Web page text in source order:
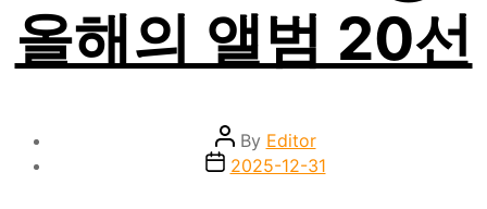
올해의 앨범 20선
Post
author
By Editor
Post2025-12-31